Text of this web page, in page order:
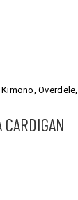
,Overdele,
CARDIGAN